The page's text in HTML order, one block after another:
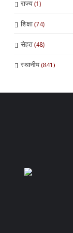
राज्य(1)
शिक्षा(74)
सेहत(48)
स्थानीय(841)